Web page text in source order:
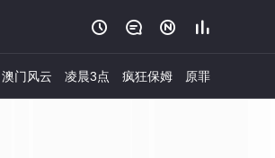
   
澳门风云 凌晨3点 疯狂保姆 原罪